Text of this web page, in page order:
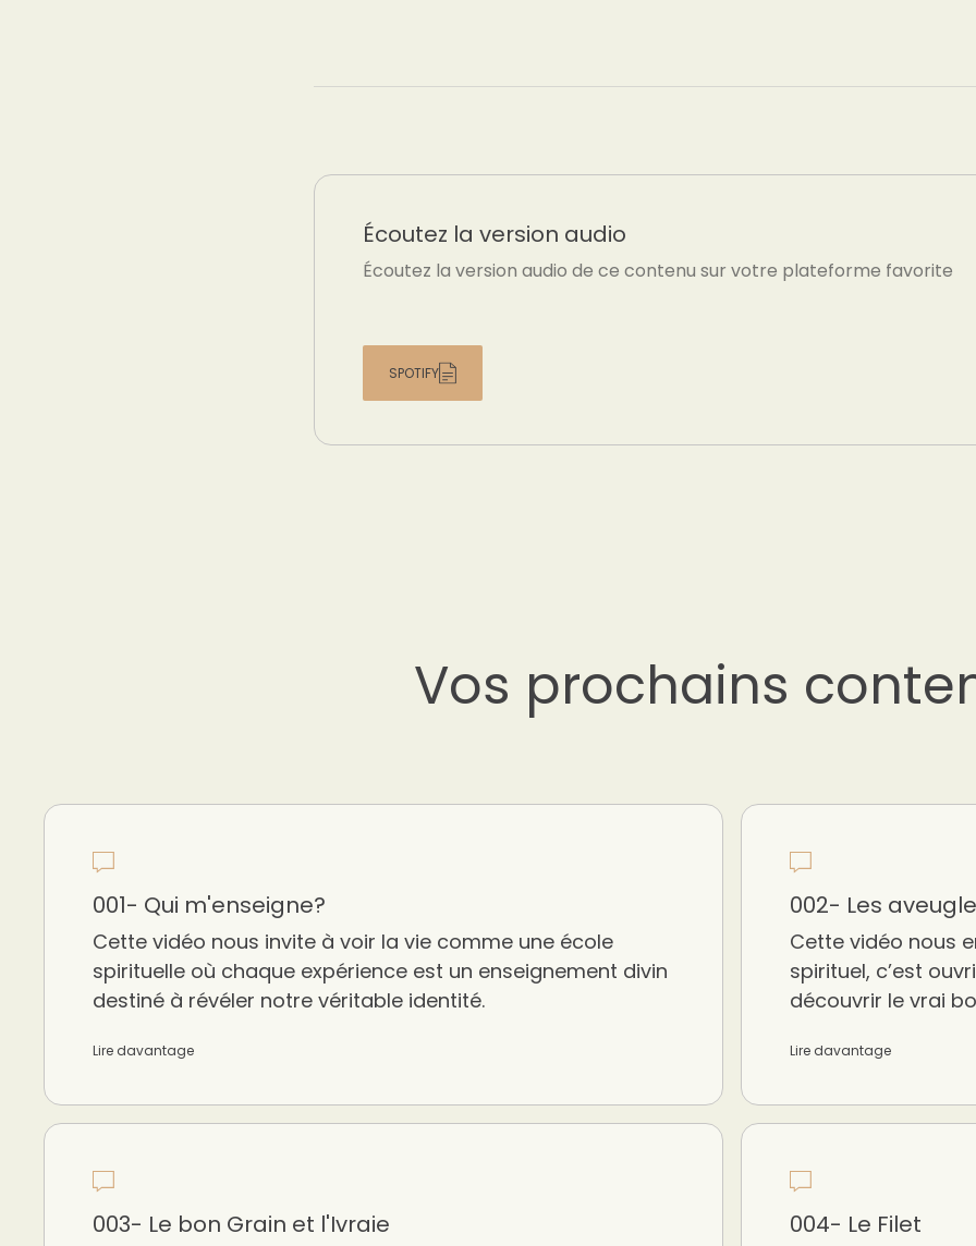
Écoutez la version audio
Écoutez la version audio de ce contenu sur votre plateforme favorite
SPOTIFY
Vos prochains
001- Qui m'enseigne?
Cette vidéo nous invite à voir la vie comme une école
spirituelle où chaque expérience est un enseignement divin
destiné à révéler notre véritable identité.
Lire davantage
002- Les
Cette vidéo nous
spirituel, c’est
découvrir le vrai
Lire davantage
003- Le bon Grain et l'Ivraie 004- Le Filet